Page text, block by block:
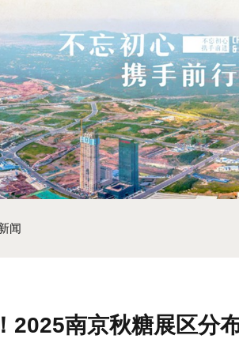
闻
2025南京秋糖展区分